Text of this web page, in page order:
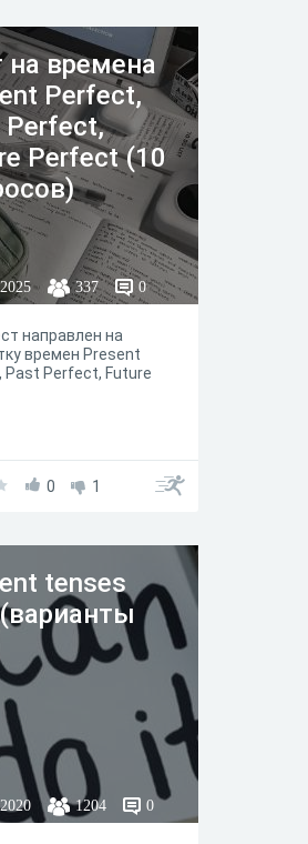
на времена
Perfect,
Perfect,
Perfect (10
337 0
направлен на
времен Present
Past Perfect, Future
0 1
tenses
1204 0